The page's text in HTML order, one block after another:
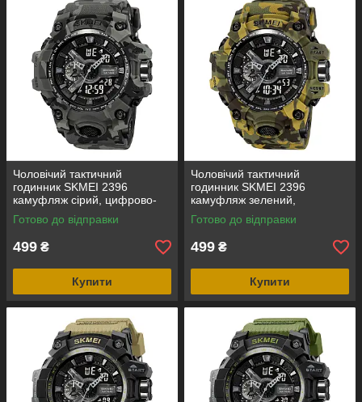
Чоловічий тактичний
годинник SKMEI 2396
камуфляж сірий, цифрово-
аналоговий, водозахист 5
ATM
Готово до відправки
499 ₴
Купити
Чоловічий тактичний
годинник SKMEI 2396
камуфляж зелений,
цифрово-аналоговий,
водозахист 5 ATM
Готово до відправки
499 ₴
Купити